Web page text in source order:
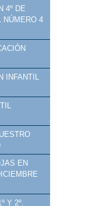
4º DE
NÚMERO 4
INFANTIL
EN
Y 2º.